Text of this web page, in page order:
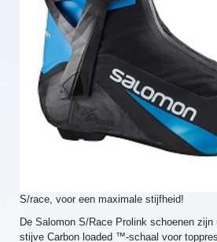
S/race, voor een maximale stijfheid!
De Salomon S/Race Prolink schoenen
stijve Carbon loaded ™-schaal voor